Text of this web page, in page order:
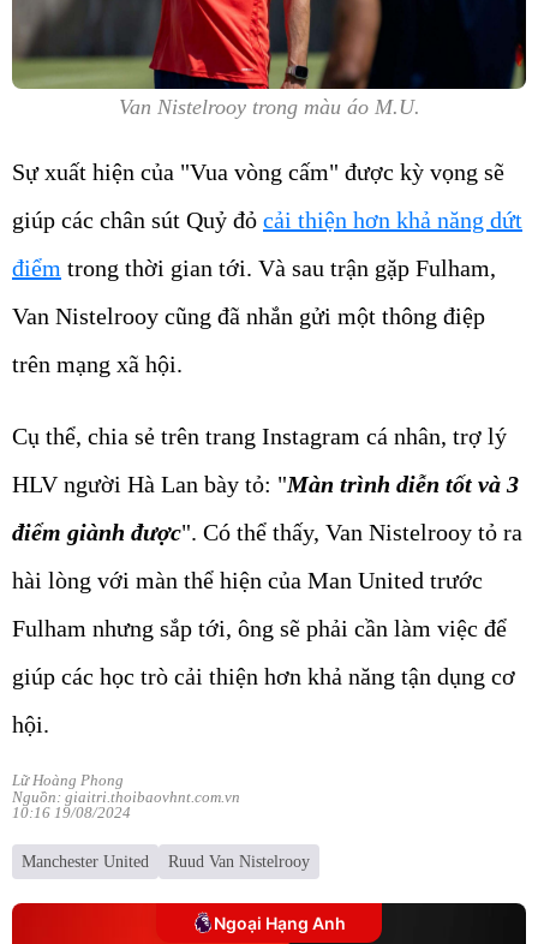
Van Nistelrooy trong màu áo M.U.
Sự xuất hiện của "Vua vòng cấm" được kỳ vọng sẽ
giúp các chân sút Quỷ đỏ cải thiện hơn khả năng dứt
điểm trong thời gian tới. Và sau trận gặp Fulham,
Van Nistelrooy cũng đã nhắn gửi một thông điệp
trên mạng xã hội.
Cụ thể, chia sẻ trên trang Instagram cá nhân, trợ lý
HLV người Hà Lan bày tỏ: "Màn trình diễn tốt và 3
điểm giành được". Có thể thấy, Van Nistelrooy tỏ ra
hài lòng với màn thể hiện của Man United trước
Fulham nhưng sắp tới, ông sẽ phải cần làm việc để
giúp các học trò cải thiện hơn khả năng tận dụng cơ
hội.
Lữ Hoàng Phong
Nguồn: giaitri.thoibaovhnt.com.vn
10:16 19/08/2024
Manchester United Ruud Van Nistelrooy
Ngoại Hạng Anh